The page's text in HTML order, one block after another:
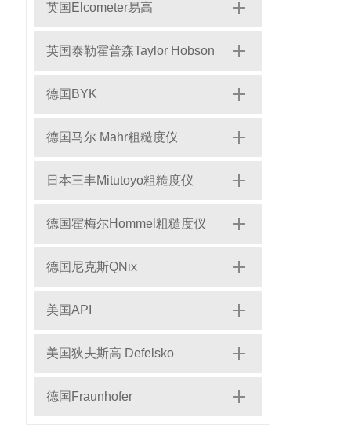
英国Elcometer易高
英国泰勒霍普森Taylor Hobson
德国BYK
德国马尔 Mahr粗糙度仪
日本三丰Mitutoyo粗糙度仪
德国霍梅尔Hommel粗糙度仪
德国尼克斯QNix
美国API
美国狄夫斯高 Defelsko
德国Fraunhofer